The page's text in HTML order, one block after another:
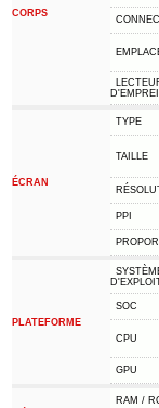
CORPS
ÉCRAN
TYPE
TAILLE
PPI
PLATEFORME
SOC
CPU
GPU
RAM /